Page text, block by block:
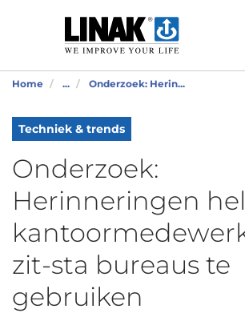
Home ... Onderzoek: Herin...
Techniek & trends
Onderzoek:
Herinneringen
zit-sta bureaus te
gebruiken